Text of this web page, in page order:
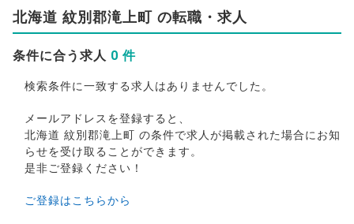
北海道 紋別郡滝上町 の転職・求人
条件に合う求人 0 件
検索条件に一致する求人はありませんでした。
メールアドレスを登録すると、
北海道 紋別郡滝上町 の条件で求人が掲載された場合にお知
らせを受け取ることができます。
是非ご登録ください！
ご登録はこちらから